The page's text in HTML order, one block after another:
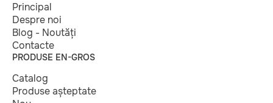
Principal
Despre noi
Blog - Noutăți
Contacte
PRODUSE EN-GROS
Catalog
Produse așteptate